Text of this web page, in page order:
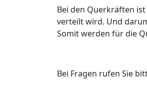
Bei den Querkräften
verteilt wird. Und
Somit werden für die
Bei Fragen rufen Sie